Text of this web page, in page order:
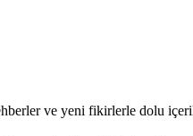
ve yeni fikirlerle dolu